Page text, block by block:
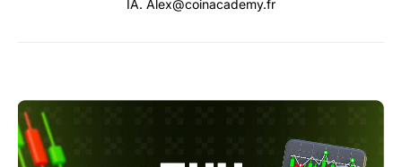
IA. Alex@coinacademy.fr